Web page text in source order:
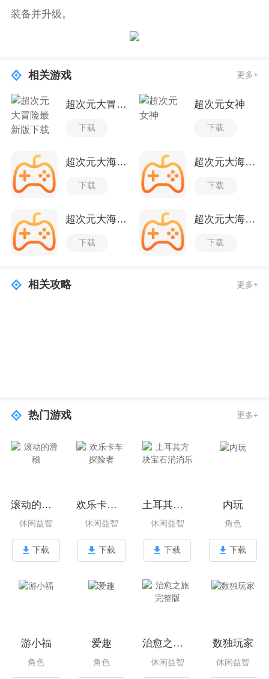
装备并升级。
相关游戏 更多+
超次元大冒险最新版下载
下载
超次元女神
下载
超次元大海战日服
下载
超次元大海战bilibili版
下载
超次元大海战九游版
下载
超次元大海战测试服
下载
相关攻略 更多+
热门游戏 更多+
滚动的滑稽
休闲益智
下载
欢乐卡车探险者
休闲益智
下载
土耳其方块宝石消消乐
休闲益智
下载
内玩
角色
下载
游小福
角色
爱趣
角色
治愈之旅完整版
休闲益智
数独玩家
休闲益智